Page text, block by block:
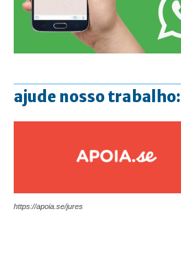
ajude nosso trabalho:
https://apoia.se/jures